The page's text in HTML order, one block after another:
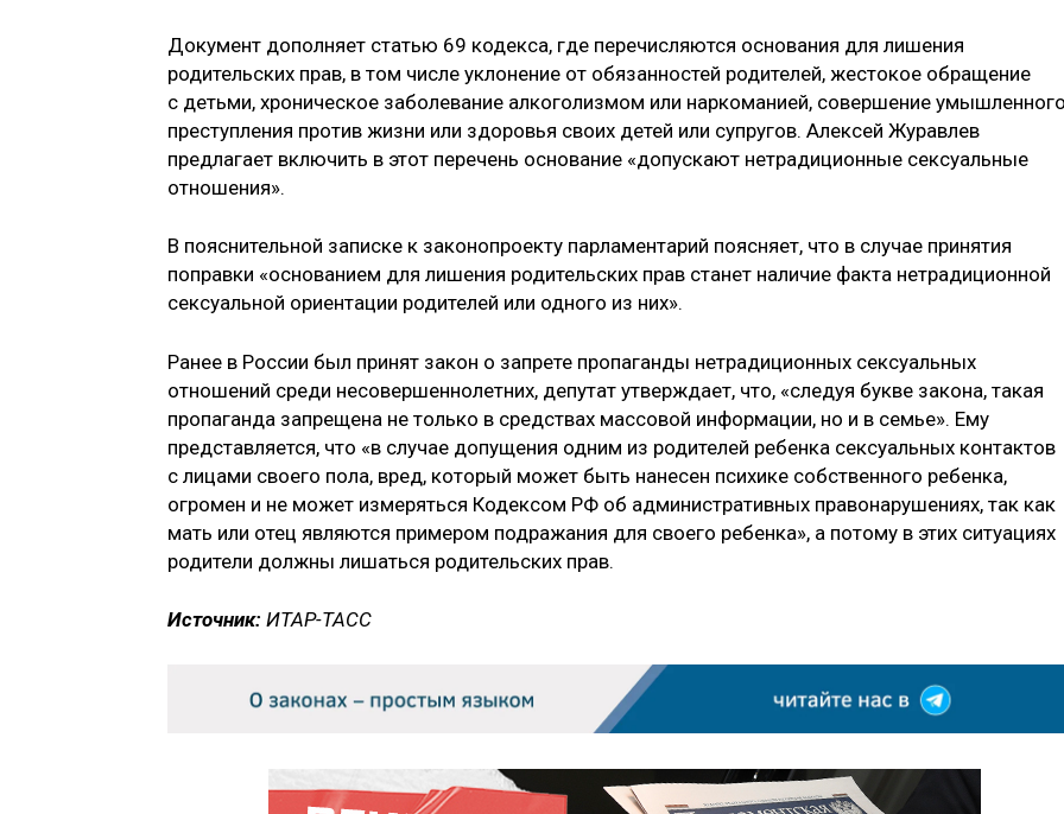
Документ дополняет статью 69 кодекса, где перечисляются основания для лишения
родительских прав, в том числе уклонение от обязанностей родителей, жестокое обращение
с детьми, хроническое заболевание алкоголизмом или наркоманией, совершение
преступления против жизни или здоровья своих детей или супругов. Алексей Журавлев
предлагает включить в этот перечень основание «допускают нетрадиционные сексуальные
отношения».
В пояснительной записке к законопроекту парламентарий поясняет, что в случае принятия
поправки «основанием для лишения родительских прав станет наличие факта нетрадиционной
сексуальной ориентации родителей или одного из них».
Ранее в России был принят закон о запрете пропаганды нетрадиционных сексуальных
отношений среди несовершеннолетних, депутат утверждает, что, «следуя букве закона, такая
пропаганда запрещена не только в средствах массовой информации, но и в семье». Ему
представляется, что «в случае допущения одним из родителей ребенка сексуальных контактов
с лицами своего пола, вред, который может быть нанесен психике собственного ребенка,
огромен и не может измеряться Кодексом РФ об административных правонарушениях, так как
мать или отец являются примером подражания для своего ребенка», а потому в этих ситуациях
родители должны лишаться родительских прав.
Источник: ИТАР-ТАСС